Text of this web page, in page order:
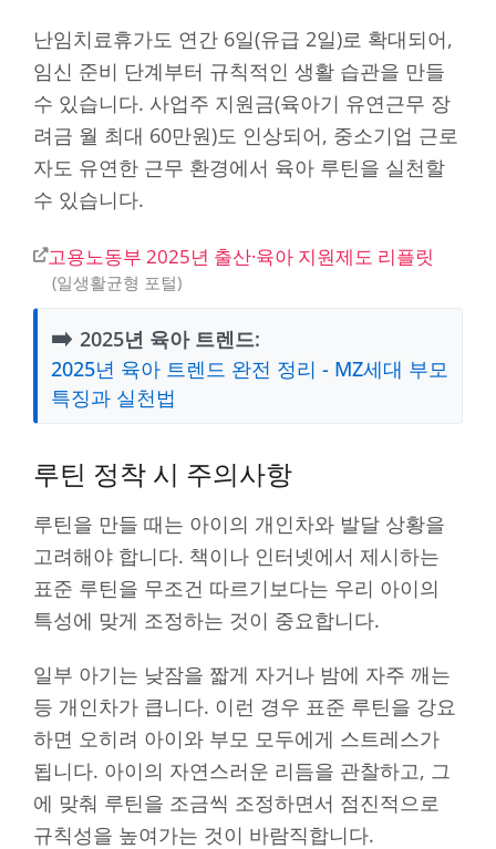
난임치료휴가도 연간 6일(유급 2일)로 확대되어,
임신 준비 단계부터 규칙적인 생활 습관을 만들
수 있습니다. 사업주 지원금(육아기 유연근무 장
려금 월 최대 60만원)도 인상되어, 중소기업 근로
자도 유연한 근무 환경에서 육아 루틴을 실천할
수 있습니다.
고용노동부 2025년 출산·육아 지원제도 리플릿
일생활균형 포털
➡️ 2025년 육아 트렌드:
2025년 육아 트렌드 완전 정리 - MZ세대 부모
특징과 실천법
루틴 정착 시 주의사항
루틴을 만들 때는 아이의 개인차와 발달 상황을
고려해야 합니다. 책이나 인터넷에서 제시하는
표준 루틴을 무조건 따르기보다는 우리 아이의
특성에 맞게 조정하는 것이 중요합니다.
일부 아기는 낮잠을 짧게 자거나 밤에 자주 깨는
등 개인차가 큽니다. 이런 경우 표준 루틴을 강요
하면 오히려 아이와 부모 모두에게 스트레스가
됩니다. 아이의 자연스러운 리듬을 관찰하고, 그
에 맞춰 루틴을 조금씩 조정하면서 점진적으로
규칙성을 높여가는 것이 바람직합니다.